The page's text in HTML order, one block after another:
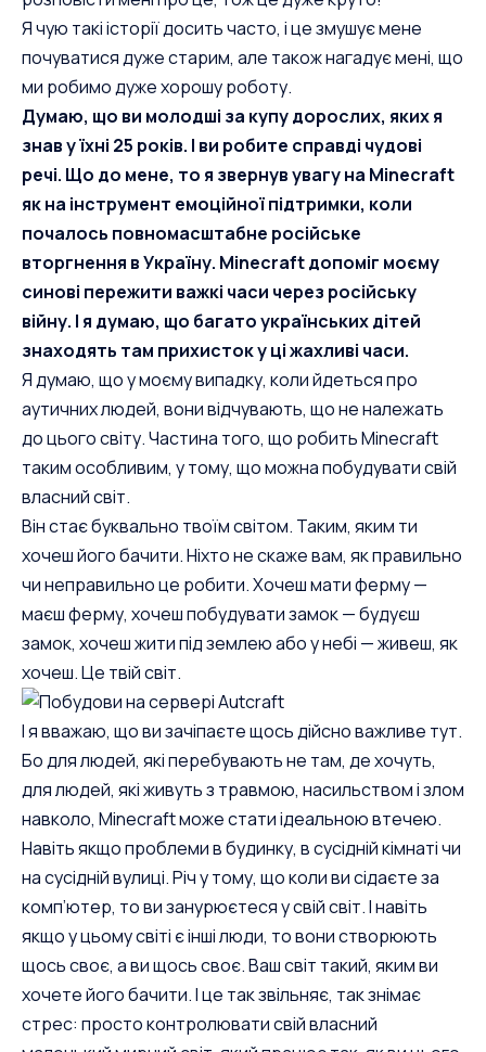
Я чую такі історії досить часто, і це змушує мене
почуватися дуже старим, але також нагадує мені, що
ми робимо дуже хорошу роботу.
Думаю, що ви молодші за купу дорослих, яких я
знав у їхні 25 років. І ви робите справді чудові
речі. Що до мене, то я звернув увагу на Minecraft
як на інструмент емоційної підтримки, коли
почалось повномасштабне російське
вторгнення в Україну. Minecraft допоміг моєму
синові пережити важкі часи через російську
війну. І я думаю, що багато українських дітей
знаходять там прихисток у ці жахливі часи.
Я думаю, що у моєму випадку, коли йдеться про
аутичних людей, вони відчувають, що не належать
до цього світу. Частина того, що робить Minecraft
таким особливим, у тому, що можна побудувати свій
власний світ.
Він стає буквально твоїм світом. Таким, яким ти
хочеш його бачити. Ніхто не скаже вам, як правильно
чи неправильно це робити. Хочеш мати ферму —
маєш ферму, хочеш побудувати замок — будуєш
замок, хочеш жити під землею або у небі — живеш, як
хочеш. Це твій світ.
І я вважаю, що ви зачіпаєте щось дійсно важливе тут.
Бо для людей, які перебувають не там, де хочуть,
для людей, які живуть з травмою, насильством і злом
навколо, Minecraft може стати ідеальною втечею.
Навіть якщо проблеми в будинку, в сусідній кімнаті чи
на сусідній вулиці. Річ у тому, що коли ви сідаєте за
комп’ютер, то ви занурюєтеся у свій світ. І навіть
якщо у цьому світі є інші люди, то вони створюють
щось своє, а ви щось своє. Ваш світ такий, яким ви
хочете його бачити. І це так звільняє, так знімає
стрес: просто контролювати свій власний